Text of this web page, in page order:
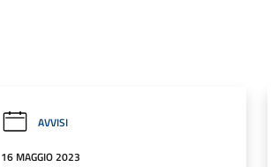
AVVISI
16 MAGGIO 2023